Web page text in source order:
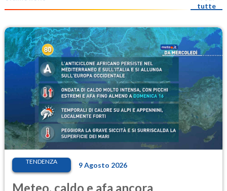
tutte
TENDENZA 9 Agosto 2026
Meteo, caldo e afa ancora